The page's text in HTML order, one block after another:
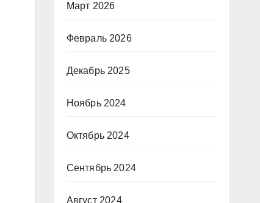
Март 2026
Февраль 2026
Декабрь 2025
Ноябрь 2024
Октябрь 2024
Сентябрь 2024
Август 2024